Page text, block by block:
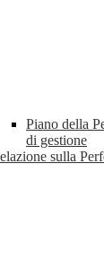
Piano della
di gestione
sulla